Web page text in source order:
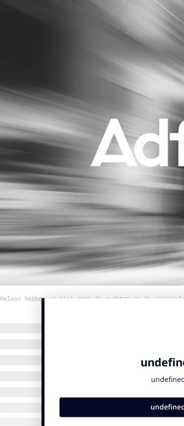
Influencer marketing
Interne communicatie
Helaas hebben we niet meer de rechten op de